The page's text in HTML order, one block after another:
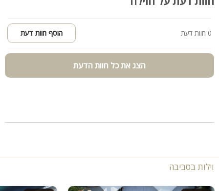
0 חוות דעת הוסף חוות דעת
הצג את כל חוות הדעת
וילות בסביבה